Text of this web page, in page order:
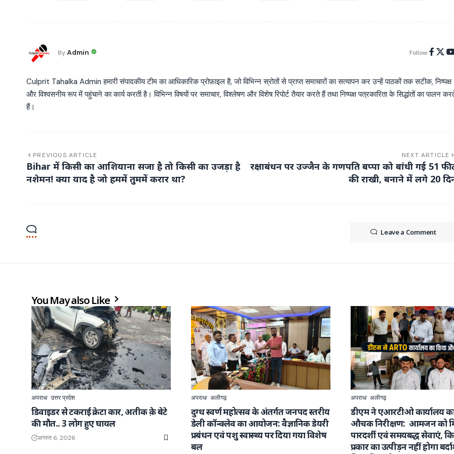
ByAdmin Follow:
Culprit Tahalka Admin हमारी संपादकीय टीम का आधिकारिक प्रोफ़ाइल है, जो विभिन्न स्रोतों से प्राप्त समाचारों का सत्यापन कर उन्हें पाठकों तक सटीक, निष्पक्ष
और विश्वसनीय रूप में पहुंचाने का कार्य करती है। विभिन्न विषयों पर समाचार, विश्लेषण और विशेष रिपोर्ट तैयार करते हैं तथा निष्पक्ष पत्रकारिता के सिद्धांतों का पालन
हैं।
PREVIOUS ARTICLE
Bihar में किसी का आशियाना सजा है तो किसी का उजड़ा है
नशेमन! क्या याद है जो हममें तुममें करार था?
NEXT ARTICLE
रक्षाबंधन पर उज्जैन के गणपति बप्पा को बांधी गई 51
की राखी, बनाने में लगे 20
Leave a Comment
You May also Like
अपराध उत्तर प्रदेश
डिवाइडर से टकराई क्रेटा कार, अतीक क़े बेटे
की मौत.. 3 लोग हुए घायल
अगस्त 6, 2026
अपराध अलीगढ़
दुग्ध स्वर्ण महोत्सव के अंतर्गत जनपद स्तरीय
डेली कॉन्क्लेव का आयोजन: वैज्ञानिक डेयरी
प्रबंधन एवं पशु स्वास्थ्य पर दिया गया विशेष
बल
अपराध अलीगढ़
डीएम ने एआरटीओ कार्यालय
औचक निरीक्षण: आमजन को
पारदर्शी एवं समयबद्ध सेवाएं,
प्रकार का उत्पीड़न नहीं होगा